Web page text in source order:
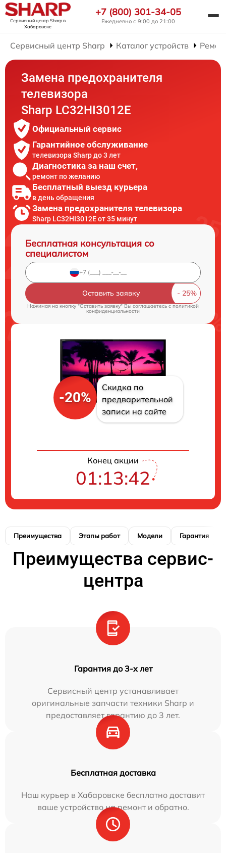
Сервисный центр Sharpв
Хабаровске
+7 (800) 301-34-05
Ежедневно с 9:00 до 21:00
Сервисный центр Sharp Каталог устройств
Замена предохранителя
телевизора
Sharp LC32HI3012E
Официальный сервис
Гарантийное обслуживание
телевизора Sharp до 3 лет
Диагностика за наш счет,
ремонт по желанию
Бесплатный выезд курьера
в день обращения
Замена предохранителя телевизора
Sharp LC32HI3012E от 35 минут
Бесплатная консультация со
специалистом
Оставить заявку
Нажимая на кнопку "Оставить заявку" Вы соглашаетесь cполитикой
конфиденциальности
-20%
Скидка по
предварительной
записи на сайте
Конец акции
01:13:41
Преимущества Этапы работ Модели Гарантия
Преимущества сервис-
центра
Гарантия до 3-х лет
Сервисный центр устанавливает
оригинальные запчасти техники Sharp и
предоставляет гарантию до 3 лет.
Бесплатная доставка
Наш курьер в Хабаровске бесплатно доставит
ваше устройство на ремонт и обратно.